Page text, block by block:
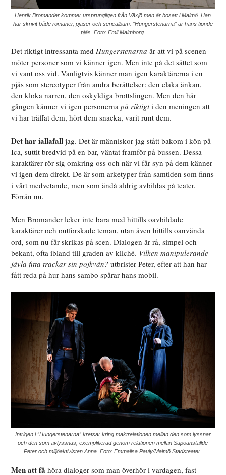
Henrik Bromander kommer ursprungligen från Växjö men är bosatt i Malmö. Han
har skrivit både romaner, pjäser och seriealbum. ”Hungerstenarna” är hans tionde
pjäs. Foto: Emil Malmborg.
Det riktigt intressanta med Hungerstenarnaär att vi på scenen
möter personer som vi känner igen. Men inte på det sättet som
vi vant oss vid. Vanligtvis känner man igen karaktärerna i en
pjäs som stereotyper från andra berättelser: den elaka änkan,
den kloka narren, den oskyldiga brottslingen. Men den här
gången känner vi igen personernapå riktigti den meningen att
vi har träffat dem, hört dem snacka, varit runt dem.
Det har iallafall jag. Det är människor jag stått bakom i kön på
Ica, suttit bredvid på en bar, väntat framför på bussen. Dessa
karaktärer rör sig omkring oss och när vi får syn på dem känner
vi igen dem direkt. De är som arketyper från samtiden som finns
i vårt medvetande, men som ändå aldrig avbildas på teater.
Förrän nu.
Men Bromander leker inte bara med hittills oavbildade
karaktärer och outforskade teman, utan även hittills oanvända
ord, som nu får skrikas på scen. Dialogen är rå, simpel och
bekant, ofta ibland till graden av kliché. Vilken manipulerande
jävla fitta trackar sin pojkvän? utbrister Peter, efter att han har
fått reda på hur hans sambo spårar hans mobil.
Intrigen i ”Hungerstenarna” kretsar kring maktrelationen mellan den som lyssnar
och den som avlyssnas, exemplifierad genom relationen mellan Säpoanställde
Peter och miljöaktivisten Anna. Foto: Emmalisa Pauly/Malmö Stadsteater.
Men att få höra dialoger som man överhör i vardagen, fast